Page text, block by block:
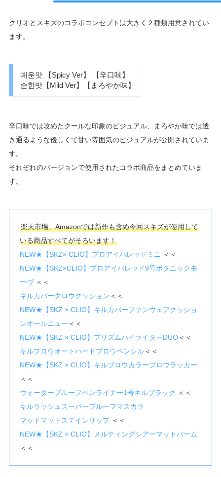
クリオとスキズのコラボコンセプトは大きく２種類用意されてい
ます。
매운맛 【Spicy Ver】 【辛口味】
순한맛【Mild Ver】【まろやか味】
辛口味では攻めたクールな印象のビジュアル、まろやか味では透
き通るような優しくて甘い雰囲気のビジュアルが公開されていま
す。
それぞれのバージョンで使用されたコラボ商品をまとめていま
す。
楽天市場、Amazonでは新作も含め今回スキズが使用して
いる商品すべてがそろいます！
NEW★【SKZ× CLIO】プロアイパレッドミニ ＜＜
NEW★【SKZ×CLIO】プロアイパレッド9号ボタニックモ
ーヴ＜＜
キルカバーグロウクッション ＜＜
NEW★【SKZ × CLIO】キルカバーファンウェアクッショ
ンオールニュー ＜＜
NEW★【SKZ × CLIO】プリズムハイライターDUO＜＜
キルブロウオートハードブロウペンシル＜＜
NEW★【SKZ × CLIO】キルブロウカラーブロウラッカー
＜＜
ウォータープルーフペンライナー1号キルブラック ＜＜
キルラッシュスーパープルーフマスカラ
マッドマットステインリップ＜＜
NEW★【SKZ × CLIO】メルティングシアーマットバーム
＜＜